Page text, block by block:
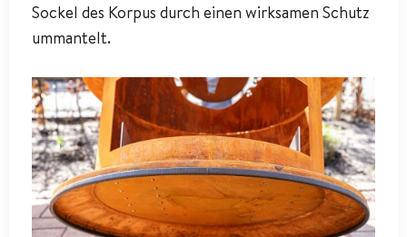
Sockel des Korpus durch einen wirksamen Schutz
ummantelt.